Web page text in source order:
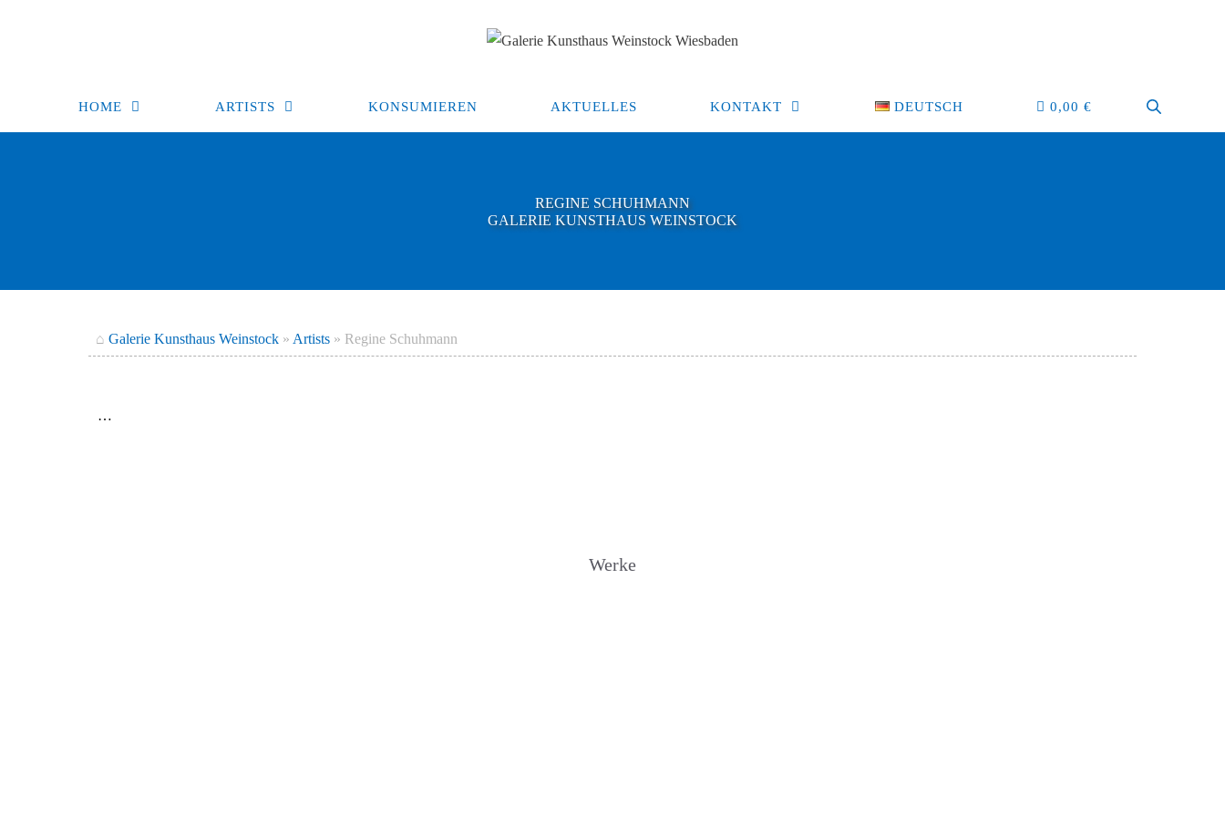
HOME ARTISTS KONSUMIEREN AKTUELLES KONTAKT DEUTSCH 0,00 €
REGINE SCHUHMANN
GALERIE KUNSTHAUS WEINSTOCK
⌂ Galerie Kunsthaus Weinstock » Artists » Regine Schuhmann
…
Werke